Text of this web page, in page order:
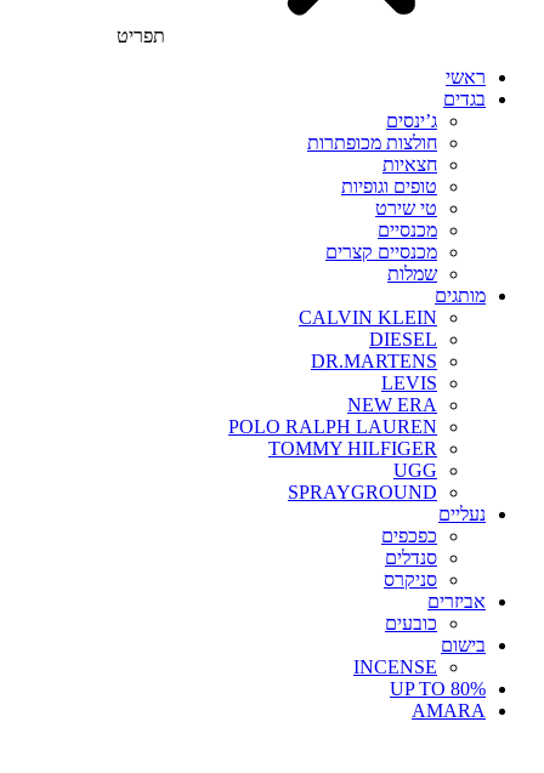
תפריט
ראשי
בגדים
ג’ינסים
חולצות מכופתרות
חצאיות
טופים וגופיות
טי שירט
מכנסיים
מכנסיים קצרים
שמלות
מותגים
CALVIN KLEIN
DIESEL
DR.MARTENS
LEVIS
NEW ERA
POLO RALPH LAUREN
TOMMY HILFIGER
UGG
SPRAYGROUND
נעליים
כפכפים
סנדלים
סניקרס
אביזרים
כובעים
בישום
INCENSE
UP TO 80%
AMARA